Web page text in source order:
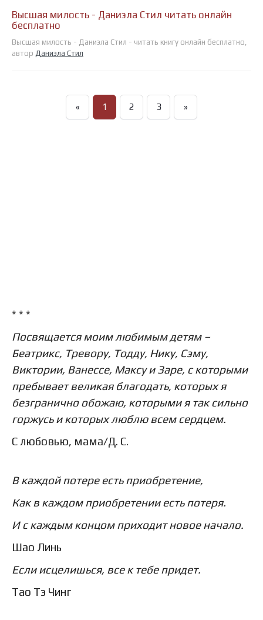
Высшая милость - Даниэла Стил читать онлайн
бесплатно
Высшая милость - Даниэла Стил - читать книгу онлайн бесплатно,
автор Даниэла Стил
« 1 2 3 »
* * *
Посвящается моим любимым детям –
Беатрикс, Тревору, Тодду, Нику, Сэму,
Виктории, Ванессе, Максу и Заре, с которыми
пребывает великая благодать, которых я
безгранично обожаю, которыми я так сильно
горжусь и которых люблю всем сердцем.
С любовью, мама/Д. С.
В каждой потере есть приобретение,
Как в каждом приобретении есть потеря.
И с каждым концом приходит новое начало.
Шао Линь
Если исцелишься, все к тебе придет.
Тао Тэ Чинг